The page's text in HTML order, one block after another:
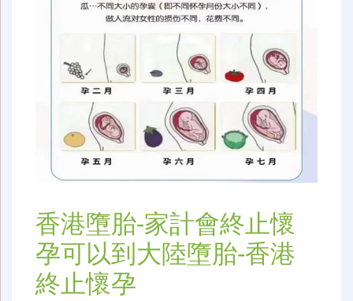
香港墮胎-家計會終止懷
孕可以到大陸墮胎-香港
終止懷孕